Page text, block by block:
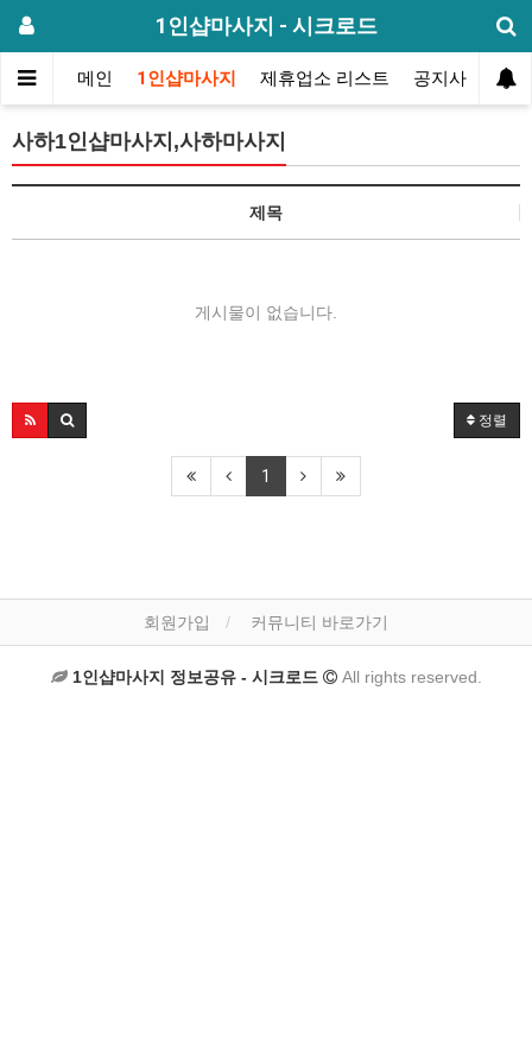
1인샵마사지 - 시크로드
메인 1인샵마사지 제휴업소 리스트 공지사항 방
사하1인샵마사지,사하마사지
제목
게시물이 없습니다.
정렬
1
회원가입 커뮤니티 바로가기
1인샵마사지 정보공유 - 시크로드 All rights reserved.